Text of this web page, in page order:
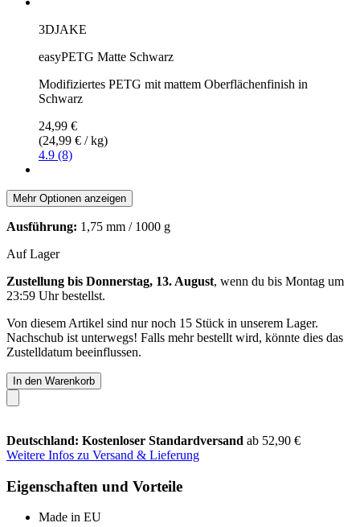
3DJAKE
easyPETG Matte Schwarz
Modifiziertes PETG mit mattem Oberflächenfinish in
Schwarz
24,99 €
(24,99 € / kg)
4.9 (8)
Mehr Optionen anzeigen
Ausführung: 1,75 mm / 1000 g
Auf Lager
Zustellung bis Donnerstag, 13. August, wenn du bis Montag um
23:59 Uhrbestellst.
Von diesem Artikel sind nur noch 15 Stück in unserem Lager.
Nachschub ist unterwegs! Falls mehr bestellt wird, könnte dies das
Zustelldatum beeinflussen.
In den Warenkorb
Deutschland: Kostenloser Standardversand ab 52,90 €
Weitere Infos zu Versand & Lieferung
Eigenschaften und Vorteile
Made in EU